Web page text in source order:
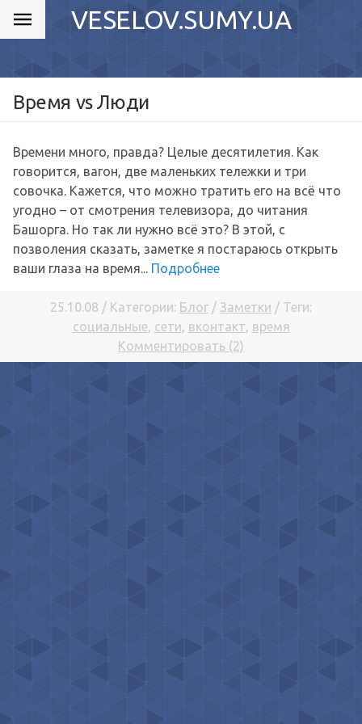
VESELOV.SUMY.UA
Время vs Люди
Времени много, правда? Целые десятилетия. Как
говорится, вагон, две маленьких тележки и три
совочка. Кажется, что можно тратить его на всё что
угодно – от смотрения телевизора, до читания
Башорга. Но так ли нужно всё это? В этой, с
позволения сказать, заметке я постараюсь открыть
ваши глаза на время... Подробнее
25.10.08 / Категории: Блог / Заметки / Теги:
социальные, сети, вконтакт, время
Комментировать (2)